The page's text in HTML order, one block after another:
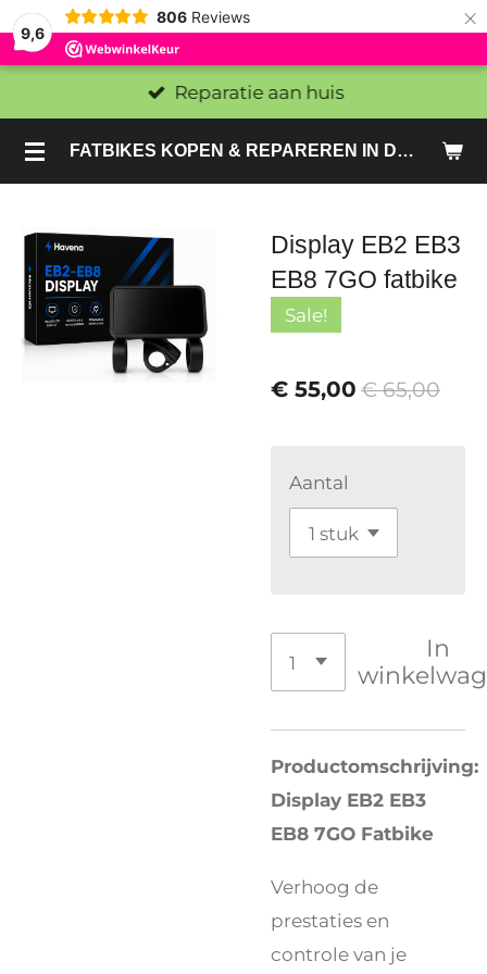
9,6
806 Reviews ×
FATBIKES KOPEN & REPAREREN IN DEN HAAG EN ZOETERMEER - SACHE BIKES
Reparatie aan huis
Display EB2 EB3
EB8 7GO fatbike
Sale!
€ 55,00 € 65,00
Aantal
In
Productomschrijving:
Display EB2 EB3
EB8 7GO Fatbike
Verhoog de
prestaties en
controle van je